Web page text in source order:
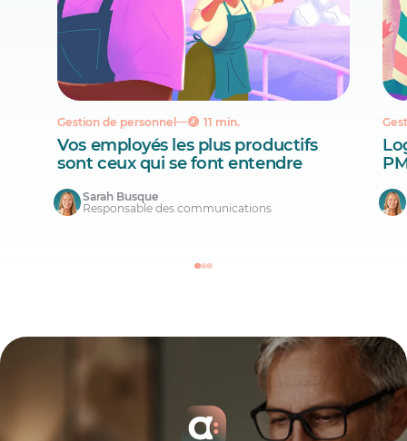
Gestion de personnel 11 min.
Vos employés les plus productifs
sont ceux qui se font entendre
Sarah Busque
Responsable des communications